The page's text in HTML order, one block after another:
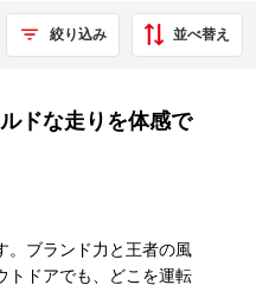
絞り込み 並べ替え
ドな走りを体感で
。ブランド力と王者の風
トドアでも、どこを運転